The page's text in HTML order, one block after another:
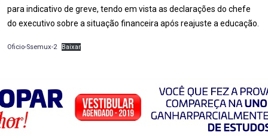
para indicativo de greve, tendo em vista as declarações do chefe
do executivo sobre a situação financeira após reajuste a educação.
Oficio-Ssemux-2 Baixar